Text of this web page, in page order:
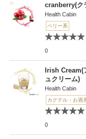
cranberry(ク
Health Cabin
ベリー系
0
Irish Cream(
ュクリーム)
Health Cabin
カクテル・お酒
0